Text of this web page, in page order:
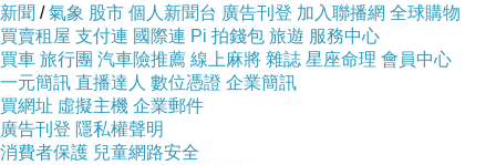
道…難道是大將軍在前線有了閃失，派你回來報
喪？」
如果不是因為知道這是梟解語的夢，李淳風還真
想給她一個白眼吐槽幾句。現在他明白了，這是
她孤單一人正在思念著遠方打仗的大將軍，日日
新聞 /氣象 股市 個人新聞台 廣告刊登 加入聯播網 全球購物
買賣租屋 支付連 國際連 Pi 拍錢包 旅遊 服務中心
買車 旅行團 汽車險推薦 線上麻將 雜誌 星座命理 會員中心
一元簡訊 直播達人 數位憑證 企業簡訊
買網址 虛擬主機 企業郵件
廣告刊登 隱私權聲明
消費者保護 兒童網路安全